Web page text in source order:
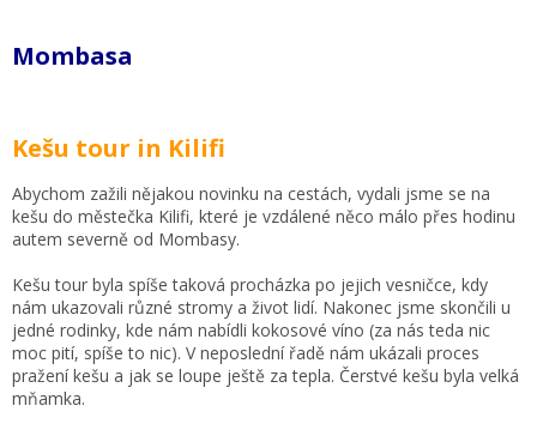
Mombasa
Kešu tour in Kilifi
Abychom zažili nějakou novinku na cestách, vydali jsme se na
kešu do městečka Kilifi, které je vzdálené něco málo přes hodinu
autem severně od Mombasy.
Kešu tour byla spíše taková procházka po jejich vesničce, kdy
nám ukazovali různé stromy a život lidí. Nakonec jsme skončili u
jedné rodinky, kde nám nabídli kokosové víno (za nás teda nic
moc pití, spíše to nic). V neposlední řadě nám ukázali proces
pražení kešu a jak se loupe ještě za tepla. Čerstvé kešu byla velká
mňamka.